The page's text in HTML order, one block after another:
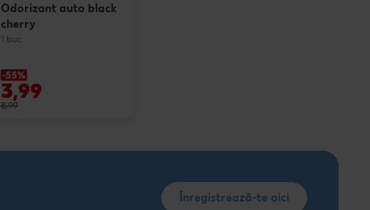
Odorizant auto black
cherry
1 buc
-55%
3,99
8,99
Înregistrează-te aici